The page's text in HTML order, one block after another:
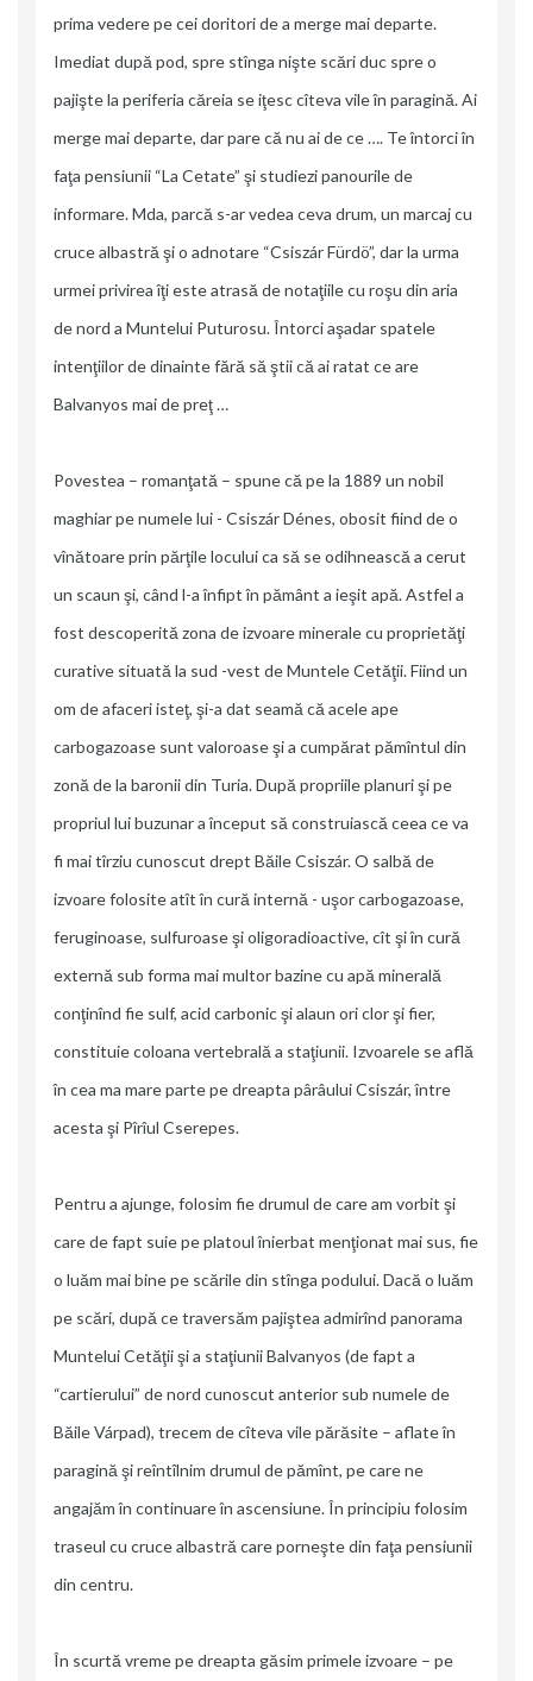
prima vedere pe cei doritori de a merge mai departe.
Imediat după pod, spre stînga nişte scări duc spre o
pajişte la periferia căreia se iţesc cîteva vile în paragină. Ai
merge mai departe, dar pare că nu ai de ce …. Te întorci în
faţa pensiunii “La Cetate” şi studiezi panourile de
informare. Mda, parcă s-ar vedea ceva drum, un marcaj cu
cruce albastră şi o adnotare “Csiszár Fürdö”, dar la urma
urmei privirea îţi este atrasă de notaţiile cu roşu din aria
de nord a Muntelui Puturosu. Întorci aşadar spatele
intenţiilor de dinainte fără să ştii că ai ratat ce are
Balvanyos mai de preţ …
Povestea – romanţată – spune că pe la 1889 un nobil
maghiar pe numele lui - Csiszár Dénes, obosit fiind de o
vînătoare prin părţile locului ca să se odihnească a cerut
un scaun şi, când l-a înfipt în pământ a ieşit apă. Astfel a
fost descoperită zona de izvoare minerale cu proprietăţi
curative situată la sud -vest de Muntele Cetăţii. Fiind un
om de afaceri isteţ, şi-a dat seamă că acele ape
carbogazoase sunt valoroase şi a cumpărat pămîntul din
zonă de la baronii din Turia. După propriile planuri şi pe
propriul lui buzunar a început să construiască ceea ce va
fi mai tîrziu cunoscut drept Băile Csiszár. O salbă de
izvoare folosite atît în cură internă - uşor carbogazoase,
feruginoase, sulfuroase şi oligoradioactive, cît şi în cură
externă sub forma mai multor bazine cu apă minerală
conţinînd fie sulf, acid carbonic şi alaun ori clor şi fier,
constituie coloana vertebrală a staţiunii. Izvoarele se află
în cea ma mare parte pe dreapta pârâului Csiszár, între
acesta şi Pîrîul Cserepes.
Pentru a ajunge, folosim fie drumul de care am vorbit şi
care de fapt suie pe platoul înierbat menţionat mai sus, fie
o luăm mai bine pe scările din stînga podului. Dacă o luăm
pe scări, după ce traversăm pajiştea admirînd panorama
Muntelui Cetăţii şi a staţiunii Balvanyos (de fapt a
“cartierului” de nord cunoscut anterior sub numele de
Băile Várpad), trecem de cîteva vile părăsite – aflate în
paragină şi reîntîlnim drumul de pămînt, pe care ne
angajăm în continuare în ascensiune. În principiu folosim
traseul cu cruce albastră care porneşte din faţa pensiunii
din centru.
În scurtă vreme pe dreapta găsim primele izvoare – pe